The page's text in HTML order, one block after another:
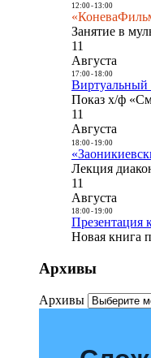
12:00- 13:00
Занятие в
11
Августа
17:00- 18:00
Виртуальный
Показ х/ф
11
Августа
18:00- 19:00
Лекция
11
Августа
18:00- 19:00
Презентация
Новая книга
Архивы
Архивы